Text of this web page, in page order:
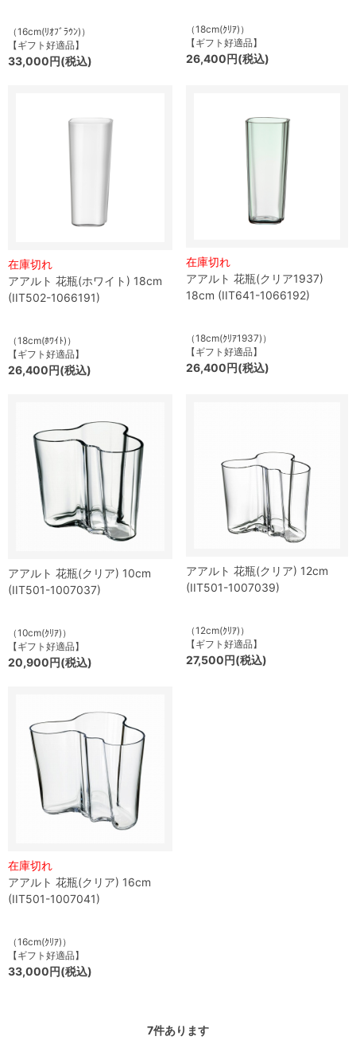
（16cm(ﾘｵﾌﾞﾗｳﾝ)）
【ギフト好適品】
33,000円(税込)
（18cm(ｸﾘｱ)）
【ギフト好適品】
26,400円(税込)
在庫切れ
アアルト 花瓶(ホワイト) 18cm
(IIT502-1066191)
（18cm(ﾎﾜｲﾄ)）
【ギフト好適品】
26,400円(税込)
在庫切れ
アアルト 花瓶(クリア1937)
18cm (IIT641-1066192)
（18cm(ｸﾘｱ1937)）
【ギフト好適品】
26,400円(税込)
アアルト 花瓶(クリア) 10cm
(IIT501-1007037)
（10cm(ｸﾘｱ)）
【ギフト好適品】
20,900円(税込)
アアルト 花瓶(クリア) 12cm
(IIT501-1007039)
（12cm(ｸﾘｱ)）
【ギフト好適品】
27,500円(税込)
在庫切れ
アアルト 花瓶(クリア) 16cm
(IIT501-1007041)
（16cm(ｸﾘｱ)）
【ギフト好適品】
33,000円(税込)
7件あります